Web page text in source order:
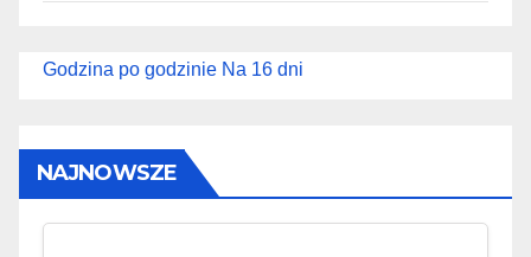
Godzina po godzinie Na 16 dni
NAJNOWSZE